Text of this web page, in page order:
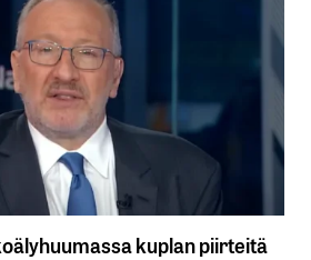
kuplan piirteitä